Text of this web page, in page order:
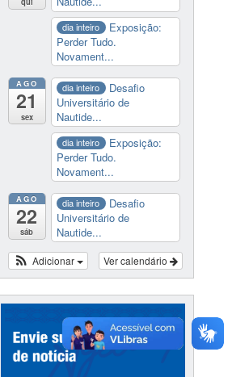
dia inteiro
Exposição:
Perder Tudo.
Novament...
AGO
21
sex
dia inteiro
Desafio
Universitário de
Nautide...
dia inteiro
Exposição:
Perder Tudo.
Novament...
AGO
22
sáb
dia inteiro
Desafio
Universitário de
Nautide...
Ver calendário
Adicionar